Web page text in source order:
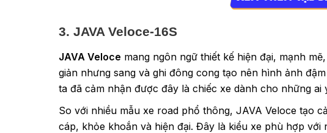
3. JAVA Veloce-16S
JAVA Veloce mang ngôn ngữ thiết kế hiện đại, mạnh
giản nhưng sang và ghi đông cong tạo nên hình ảnh
ta đã cảm nhận được đây là chiếc xe dành cho những ai
So với nhiều mẫu xe road phổ thông, JAVA Veloce tạo
cáp, khỏe khoắn và hiện đại. Đây là kiểu xe phù hợp với